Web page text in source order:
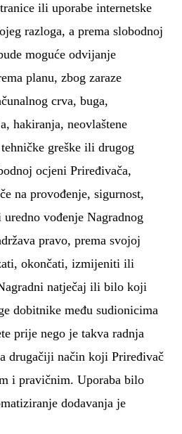
ili uporabe internetske
razloga, a prema slobodnoj
moguće odvijanje
planu, zbog zaraze
crva, buga,
hakiranja, neovlaštene
greške ili drugog
ocjeni Priređivača,
na provođenje, sigurnost,
vođenje Nagradnog
pravo, prema svojoj
okončati, izmijeniti ili
natječaj ili bilo koji
dobitnike među sudionicima
prije nego je takva radnja
drugačiji način koji Priređivač
i pravičnim. Uporaba bilo
dodavanja je